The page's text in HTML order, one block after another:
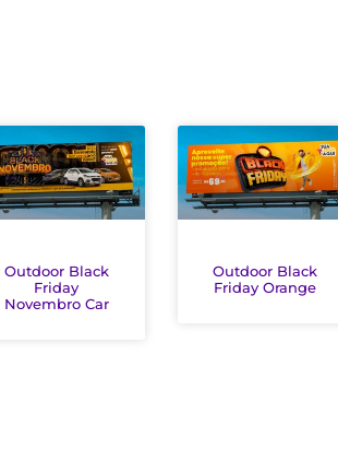
Outdoor Black
Friday
Novembro Car
Outdoor Black
Friday Orange